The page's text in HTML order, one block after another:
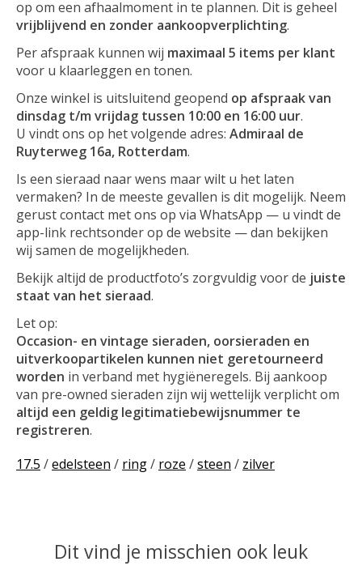
op om een afhaalmoment in te plannen. Dit is geheel
vrijblijvend en zonder aankoopverplichting.
Per afspraak kunnen wij maximaal 5 items per klant
voor u klaarleggen en tonen.
Onze winkel is uitsluitend geopend op afspraak van
dinsdag t/m vrijdag tussen 10:00 en 16:00 uur.
U vindt ons op het volgende adres: Admiraal de
Ruyterweg 16a, Rotterdam.
Is een sieraad naar wens maar wilt u het laten
vermaken? In de meeste gevallen is dit mogelijk. Neem
gerust contact met ons op via WhatsApp — u vindt de
app-link rechtsonder op de website — dan bekijken
wij samen de mogelijkheden.
Bekijk altijd de productfoto’s zorgvuldig voor de juiste
staat van het sieraad.
Let op:
Occasion- en vintage sieraden, oorsieraden en
uitverkoopartikelen kunnen niet geretourneerd
worden in verband met hygiëneregels. Bij aankoop
van pre-owned sieraden zijn wij wettelijk verplicht om
altijd een geldig legitimatiebewijsnummer te
registreren.
17.5 /edelsteen / ring/ roze /steen / zilver
Dit vind je misschien ook leuk